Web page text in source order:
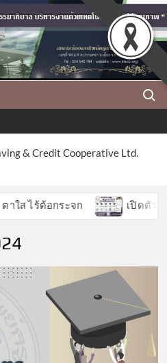
& Credit Cooperative Ltd.
ร้ต้อกระจก เปิดตัวฟีเจอร์ใ